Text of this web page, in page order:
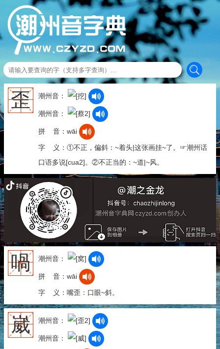
歪 潮州音：
潮州音：
拼 音：wāi
字 义：①不正，偏斜：~着头|这张画挂~了。☞潮州话
口语多说[cua2]。②不正当的：~道|~风。
喎 潮州音：
拼 音：wāi
字 义：嘴歪：口眼~斜。
崴 潮州音：
潮州音：